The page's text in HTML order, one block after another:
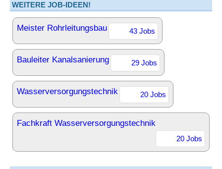
WEITERE JOB-IDEEN!
Meister Rohrleitungsbau 43 Jobs
Bauleiter Kanalsanierung 29 Jobs
Wasserversorgungstechnik 20 Jobs
Fachkraft Wasserversorgungstechnik
20 Jobs